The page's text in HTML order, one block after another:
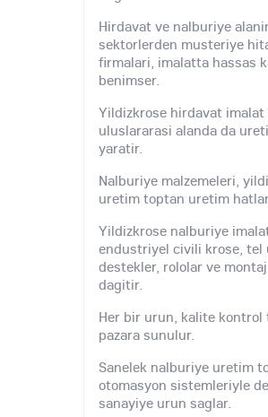
Hirdavat ve nalburiye
sektorlerden musteriye
firmalari, imalatta hassas
benimser.
Yildizkrose hirdavat
uluslararasi alanda da
yaratir.
Nalburiye malzemeleri,
uretim toptan uretim
Yildizkrose nalburiye
endustriyel civili krose,
destekler, rololar ve
dagitir.
Her bir urun, kalite
pazara sunulur.
Sanelek nalburiye uretim
otomasyon sistemleriyle
sanayiye urun saglar.